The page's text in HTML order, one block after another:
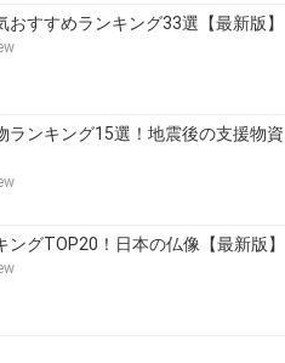
おすすめランキング33選【最新版】
ランキング15選！地震後の支援物資
ングTOP20！日本の仏像【最新版】